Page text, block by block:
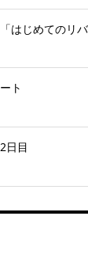
はじめてのリ
ト
日目